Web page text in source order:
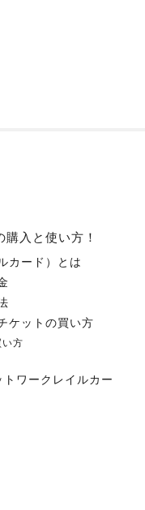
入と使い方！
カード）とは
ケットの買い方
方
ワークレイルカー